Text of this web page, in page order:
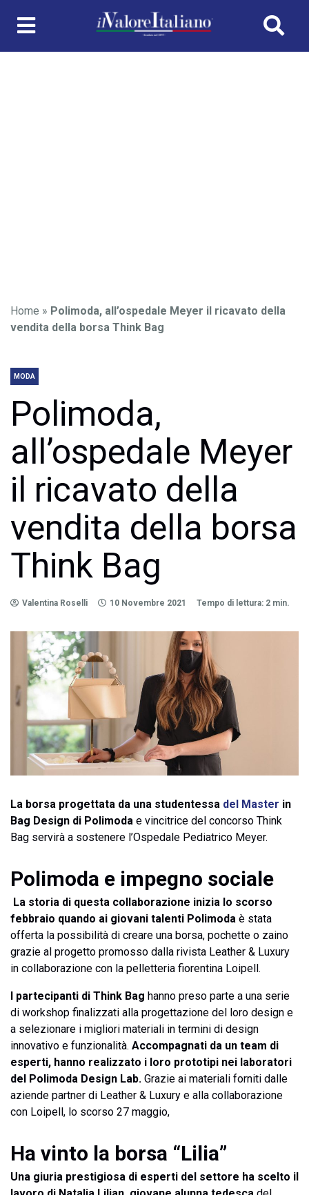
Home » Polimoda, all’ospedale Meyer il ricavato della
vendita della borsa Think Bag
MODA
Polimoda,
all’ospedale Meyer
il ricavato della
vendita della borsa
Think Bag
Valentina Roselli 10 Novembre 2021 Tempo di lettura: 2 min.
La borsa progettata da una studentessa del Master in
Bag Design di Polimoda e vincitrice del concorso Think
Bag servirà a sostenere l’Ospedale Pediatrico Meyer.
Polimoda e impegno sociale
La storia di questa collaborazione inizia lo scorso
febbraio quando ai giovani talenti Polimoda è stata
offerta la possibilità di creare una borsa, pochette o zaino
grazie al progetto promosso dalla rivista Leather & Luxury
in collaborazione con la pelletteria fiorentina Loipell.
I partecipanti di Think Bag hanno preso parte a una serie
di workshop finalizzati alla progettazione del loro design e
a selezionare i migliori materiali in termini di design
innovativo e funzionalità. Accompagnati da un team di
esperti, hanno realizzato i loro prototipi nei laboratori
del Polimoda Design Lab. Grazie ai materiali forniti dalle
aziende partner di Leather & Luxury e alla collaborazione
con Loipell, lo scorso 27 maggio,
Ha vinto la borsa “Lilia”
Una giuria prestigiosa di esperti del settore ha scelto il